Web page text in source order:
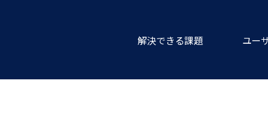
解決できる課題 ユー